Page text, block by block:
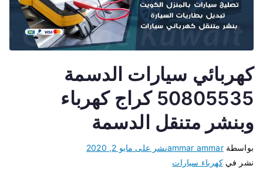
كهربائي سيارات الدسمة
50805535 كراج كهرباء
وبنشر متنقل الدسمة
بواسطةammar ammarنشر على مايو 2, 2020
نشر فيكهرباء سيارات